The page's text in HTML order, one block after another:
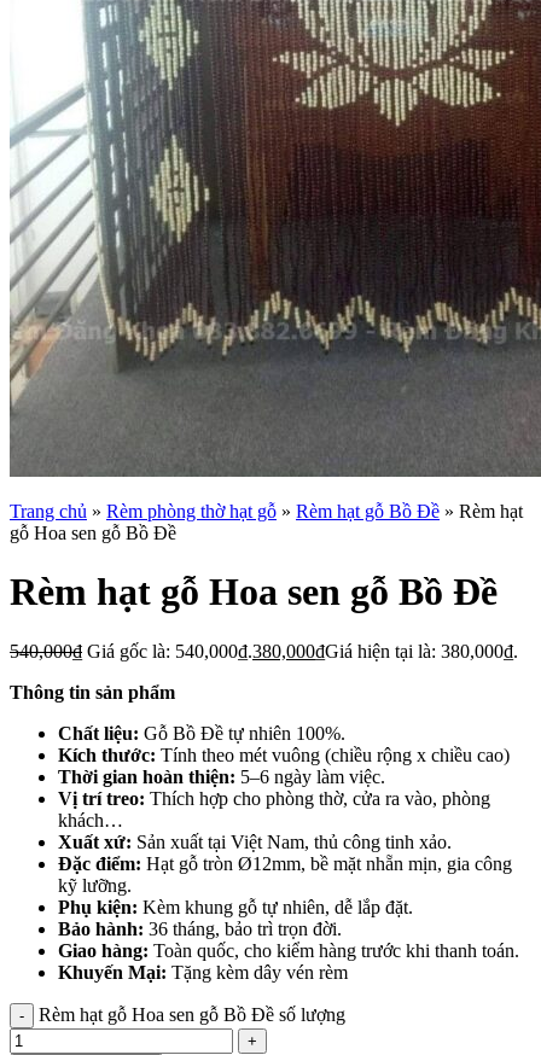
Trang chủ » Rèm phòng thờ hạt gỗ » Rèm hạt gỗ Bồ Đề » Rèm hạt
gỗ Hoa sen gỗ Bồ Đề
Rèm hạt gỗ Hoa sen gỗ Bồ Đề
540,000₫ Giá gốc là: 540,000₫.380,000₫Giá hiện tại là: 380,000₫.
Thông tin sản phẩm
Chất liệu: Gỗ Bồ Đề tự nhiên 100%.
Kích thước: Tính theo mét vuông (chiều rộng x chiều cao)
Thời gian hoàn thiện: 5–6 ngày làm việc.
Vị trí treo: Thích hợp cho phòng thờ, cửa ra vào, phòng
khách…
Xuất xứ: Sản xuất tại Việt Nam, thủ công tinh xảo.
Đặc điểm: Hạt gỗ tròn Ø12mm, bề mặt nhẵn mịn, gia công
kỹ lưỡng.
Phụ kiện: Kèm khung gỗ tự nhiên, dễ lắp đặt.
Bảo hành: 36 tháng, bảo trì trọn đời.
Giao hàng: Toàn quốc, cho kiểm hàng trước khi thanh toán.
Khuyến Mại: Tặng kèm dây vén rèm
Rèm hạt gỗ Hoa sen gỗ Bồ Đề số lượng